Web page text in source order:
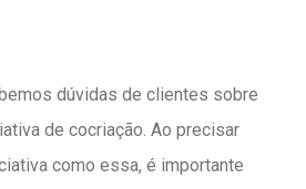
dúvidas de clientes sobre
de cocriação. Ao precisar
como essa, é importante